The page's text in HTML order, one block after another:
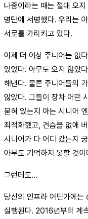
나중이라는 때는 절대 오
명단에 서명했다. 우리는
서로를 가리키고 있다.
이제 더 이상 주니어는 없
있었다. 아무도 오지 않았
해낸다. 물론 주니어들의
않았다. 그들이 장차 어떤
묻혀 있는지 아는 시니어
최적화했고, 견습을 없애
시니어가 다 어디 갔는지
아무도 기억하지 못할 것이
그런데도…
당신의 인프라 어딘가에
실행된다. 2016년부터 계